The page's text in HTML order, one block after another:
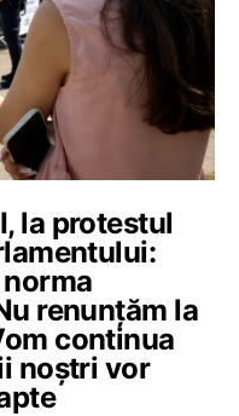
la protestul
renunțăm la
continua
noștri vor